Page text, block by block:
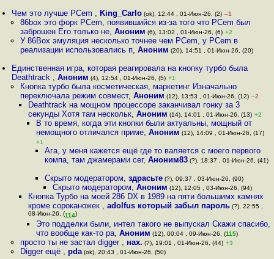
Чем это лучше PCem , King_Carlo (ok), 12:44 , 01-Июн-26, (2) –1
86box это форк PCem, появившийся из-за того что PCem был
заброшен Его только не, Аноним (6), 13:02 , 01-Июн-26, (6) +2
У 86Box эмуляция несколько точнее чем PCem, у PCem в
реализации использовались п, Аноним (20), 14:51 , 01-Июн-26, (20)
Единственная игра, которая реагировала на кнопку турбо была
Deathtrack ,Аноним (4), 12:54 , 01-Июн-26, (5) +1
Кнопка турбо была косметическая, маркетинг Изначально
переключала режим совмест, Аноним (12), 13:53 , 01-Июн-26, (12) –2
Deathtrack на мощном процессоре заканчивал гонку за 3
секунды Хотя там нескольк, Аноним (14), 14:01 , 01-Июн-26, (13) +2
В то время, когда эти кнопки были актуальны, мощный от
немощного отличался приме,Аноним (12), 14:09 , 01-Июн-26, (17)
+1
Ага, у меня кажется ещё где то валяется с моего первого
компа, там джамерами сег, Аноним83(?), 18:37 , 01-Июн-26, (41)
Скрыто модератором, здрасьте(?), 09:37 , 03-Июн-26, (90)
Скрыто модератором, Аноним (12), 12:05 , 03-Июн-26, (94)
Кнопка Турбо на моей 286 DX в 1989 на пяти большимх камнях
кроме сороканожек , adolfus который забыл пароль(?), 22:55 ,
08-Июн-26, (114)
Это подделки были, интел такого не выпускал Скажи спасибо,
что вообще как-то ра,Аноним (12), 00:04 , 09-Июн-26, (115)
просто ты не застал digger , нах. (?), 19:01 , 01-Июн-26, (44) +3
Digger ещё , pda(ok), 20:43 , 01-Июн-26, (50)